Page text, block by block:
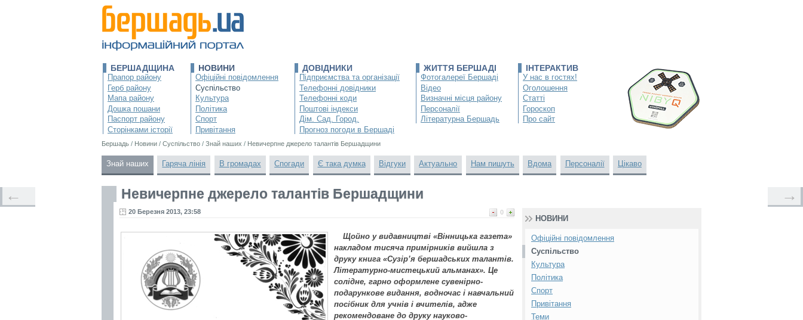
БЕРШАДЩИНА
Прапор району
Герб району
Мапа району
Дошка пошани
Паспорт району
Сторінками історії
НОВИНИ
Офіційні повідомлення
Суспільство
Культура
Політика
Спорт
Привітання
ДОВІДНИКИ
Підприємства та організації
Телефонні довідники
Телефонні коди
Поштові індекси
Дім. Сад. Город.
Прогноз погоди в Бершаді
ЖИТТЯ БЕРШАДІ
Фотогалереї Бершаді
Відео
Визначні місця району
Персоналії
Літературна Бершадь
ІНТЕРАКТИВ
У нас в гостях!
Оголошення
Статті
Гороскоп
Про сайт
Бершадь / Новини / Суспільство / Знай наших / Невичерпне джерело талантів Бершадщини
Знай наших Гаряча лінія В громадах Спогади Є така думка Відгуки Актуально Нам пишуть Вдома Персоналії Цікаво
Невичерпне джерело талантів Бершадщини
0
20 Березня 2013, 23:58
Щойно у видавництві «Вінницька газета»
накладом тисяча примірників вийшла з
друку книга «Сузір’я бершадських талантів.
Літературно-мистецький альманах». Це
солідне, гарно оформлене сувенірно-
подарункове видання, водночас і навчальний
посібник для учнів і вчителів, адже
рекомендоване до друку науково-
← →
НОВИНИ
Офіційні повідомлення
Суспільство
Культура
Політика
Спорт
Привітання
Теми